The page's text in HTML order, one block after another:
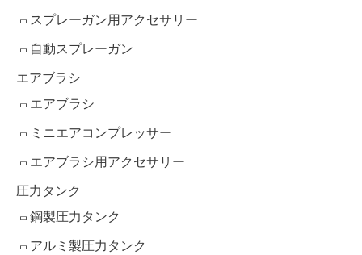
スプレーガン用アクセサリー
自動スプレーガン
エアブラシ
エアブラシ
ミニエアコンプレッサー
エアブラシ用アクセサリー
圧力タンク
鋼製圧力タンク
アルミ製圧力タンク